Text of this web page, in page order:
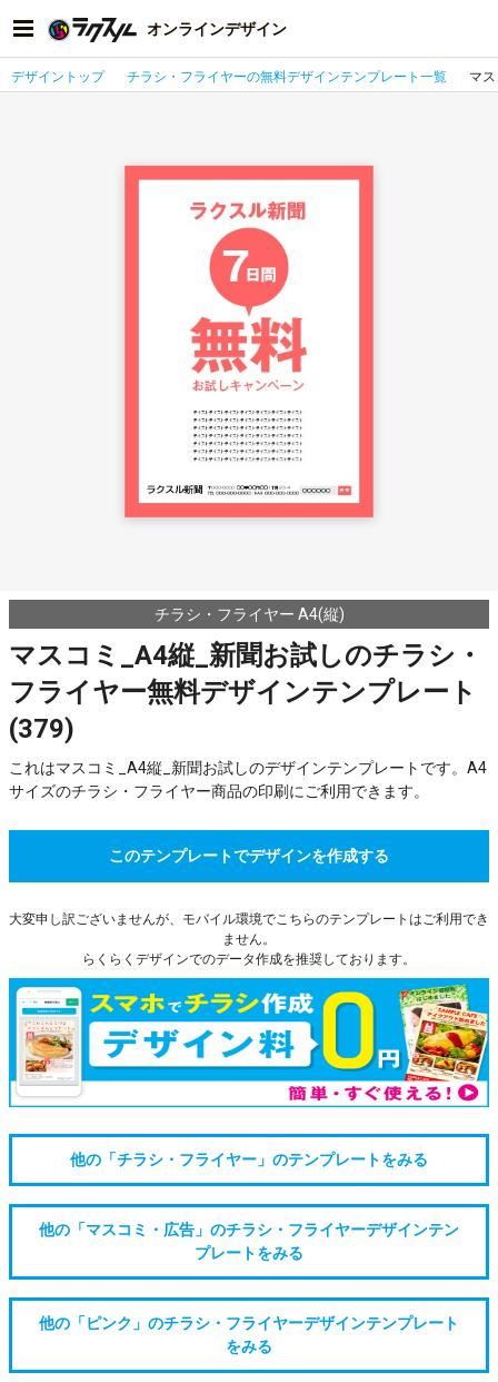
オンラインデザイン
デザイントップ チラシ・フライヤーの無料デザインテンプレート一覧 マ
チラシ・フライヤー A4(縦)
マスコミ_A4縦_新聞お試しのチラシ・
フライヤー無料デザインテンプレート
(379)
これはマスコミ_A4縦_新聞お試しのデザインテンプレートです。A4
サイズのチラシ・フライヤー商品の印刷にご利用できます。
このテンプレートでデザインを作成する
大変申し訳ございませんが、モバイル環境でこちらのテンプレートはご利用でき
ません。
らくらくデザインでのデータ作成を推奨しております。
他の「チラシ・フライヤー」のテンプレートをみる
他の「マスコミ・広告」のチラシ・フライヤーデザインテン
プレートをみる
他の「ピンク」のチラシ・フライヤーデザインテンプレート
をみる